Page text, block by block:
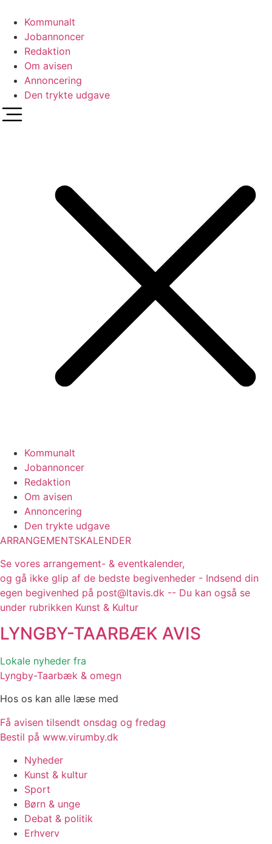
indhold
Kommunalt
Jobannoncer
Redaktion
Om avisen
Annoncering
Den trykte udgave
Kommunalt
Jobannoncer
Redaktion
Om avisen
Annoncering
Den trykte udgave
ARRANGEMENTSKALENDER
Se vores arrangement- & eventkalender,
og gå ikke glip af de bedste begivenheder - Indsend din
egen begivenhed på post@ltavis.dk -- Du kan også se
under rubrikken Kunst & Kultur
LYNGBY-TAARBÆK AVIS
Lokale nyheder fra
Lyngby-Taarbæk & omegn
Hos os kan alle læse med
Få avisen tilsendt onsdag og fredag
Bestil på www.virumby.dk
Nyheder
Kunst & kultur
Sport
Børn & unge
Debat & politik
Erhverv